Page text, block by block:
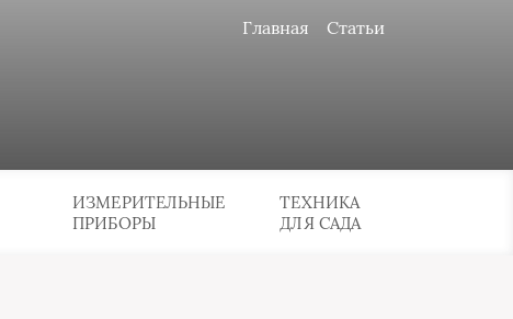
Главная Статьи
ИЗМЕРИТЕЛЬНЫЕ
ПРИБОРЫ
ТЕХНИКА
ДЛЯ САДА